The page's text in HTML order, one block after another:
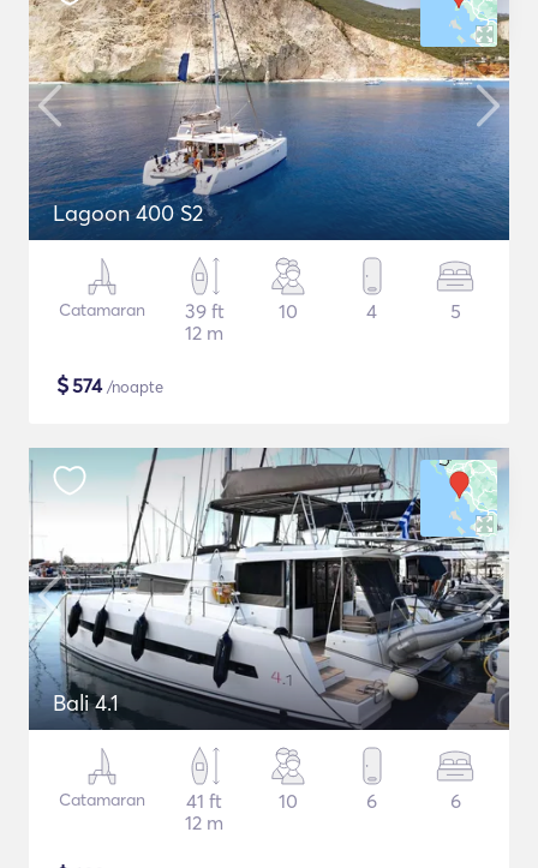
Lagoon 400 S2
Catamaran
39 ft
12 m
10 4 5
$574/noapte
Bali 4.1
Catamaran
41 ft
12 m
10 6 6